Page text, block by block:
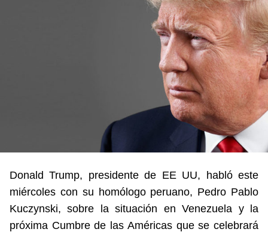
Donald Trump, presidente de EE UU, habló este
miércoles con su homólogo peruano, Pedro Pablo
Kuczynski, sobre la situación en Venezuela y la
próxima Cumbre de las Américas que se celebrará